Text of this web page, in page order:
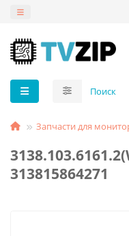
Запчасти для
313815864271